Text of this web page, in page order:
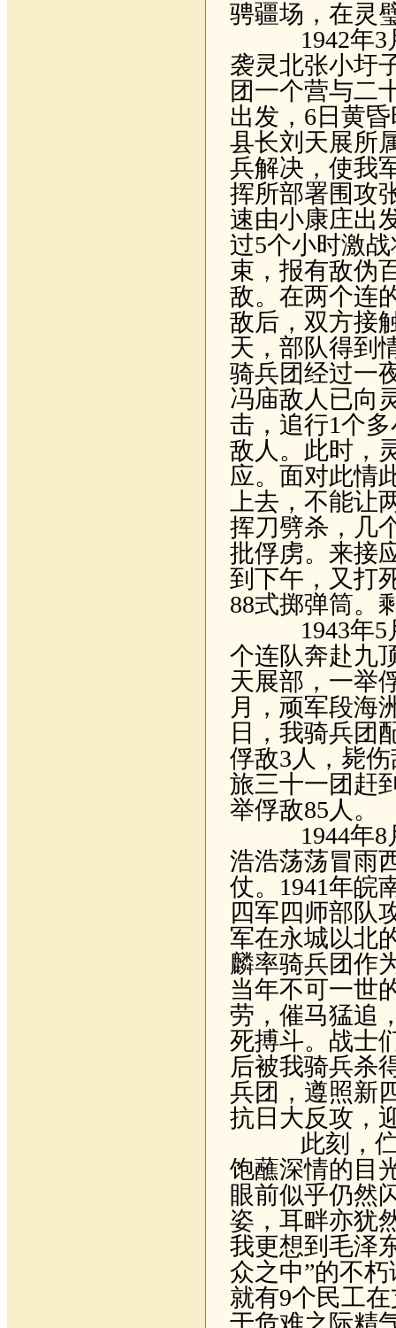
骋疆场，在灵
1942年3
袭灵北张小圩
团一个营与二
出发， 6日黄
县长刘天展所
兵解决，使我
挥所部署围攻
速由小康庄出
过5个小时激
束，报有敌伪
敌。在两个连
敌后，双方接
天，部队得到
骑兵团经过一
冯庙敌人已向
击，追行1个
敌人。此时，
应。面对此情
上去，不能让
挥刀劈杀，几
批俘虏。来接
到下午，又打
88式掷弹筒。
1943年5
个连队奔赴九
天展部，一举
月，顽军段海
日，我骑兵团
俘敌3人，毙
旅三十一团赶
举俘敌85人。
1944年8
浩浩荡荡冒雨
仗。 1941年皖
四军四师部队
军在永城以北
麟率骑兵团作
当年不可一世
劳，催马猛追
死搏斗。战士
后被我骑兵杀
兵团，遵照新
抗日大反攻，
此刻，伫
饱蘸深情的目
眼前似乎仍然
姿，耳畔亦犹
我更想到毛泽
众之中”的不
就有9个民工